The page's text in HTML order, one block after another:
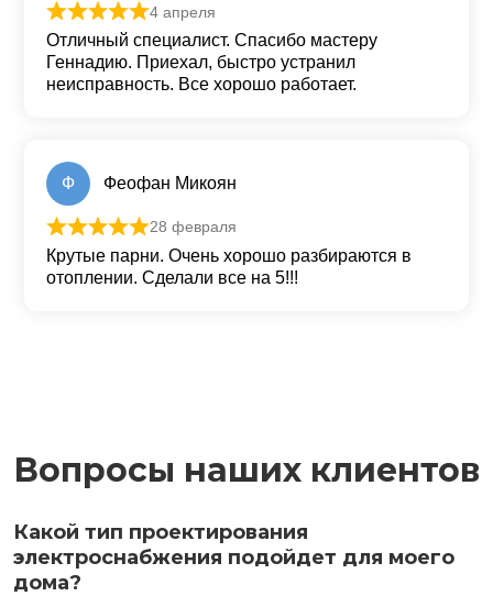
Оценка из 5
4 апреля
Отличный специалист. Спасибо мастеру
Геннадию. Приехал, быстро устранил
неисправность. Все хорошо работает.
Ф Феофан Микоян
Оценка из 5
28 февраля
Крутые парни. Очень хорошо разбираются в
отоплении. Сделали все на 5!!!
Вопросы наших клиентов
Какой тип проектирования
электроснабжения подойдет для моего
дома?